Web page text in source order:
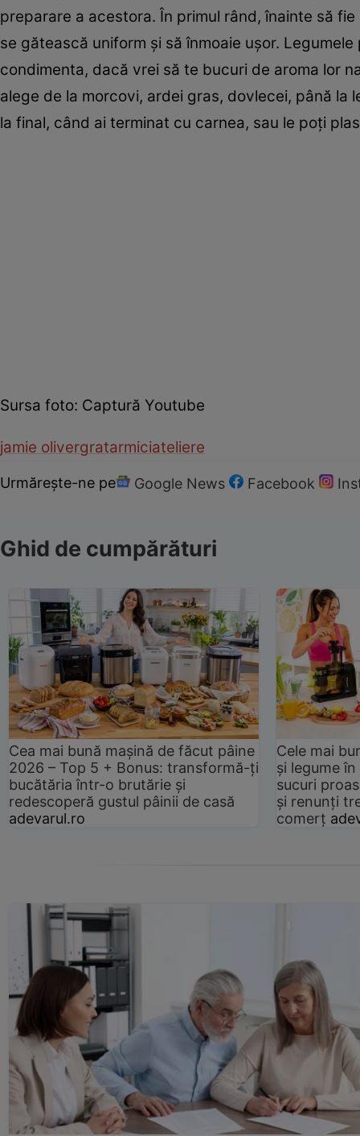
preparare a acestora. În primul rând, înainte să
se gătească uniform şi să înmoaie uşor.
condimenta, dacă vrei să te bucuri de aroma lor
alege de la morcovi, ardei gras, dovlecei, până
la final, când ai terminat cu carnea, sau le poţi
Sursa foto: Captură Youtube
jamie olivergratarmiciateliere
Urmărește-ne pe Google News Facebook
Ghid de cumpărături
Cea mai bună mașină de făcut pâine
2026 – Top 5 + Bonus: transformă-ți
bucătăria într-o brutărie și
redescoperă gustul pâinii de casă
adevarul.ro
Cele mai
și legume
sucuri
și renunți
comerț